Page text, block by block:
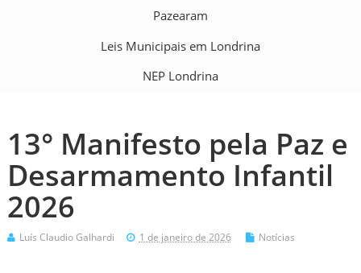
Pazearam
Leis Municipais em Londrina
NEP Londrina
13° Manifesto pela Paz e
Desarmamento Infantil
2026
Luís Claudio Galhardi 1 de janeiro de 2026 Notícias